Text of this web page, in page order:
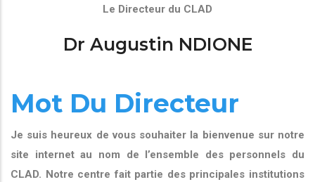
Le Directeur du CLAD
Dr Augustin NDIONE
Mot Du Directeur
Je suis heureux de vous souhaiter la bienvenue sur notre
site internet au nom de l’ensemble des personnels du
CLAD. Notre centre fait partie des principales institutions